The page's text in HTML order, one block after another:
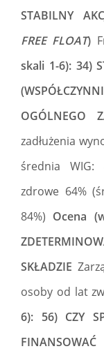
STABILNY
FREE FLOAT)
skali 1-6): 34)
OGÓLNEGO
zadłużenia
średnia WIG:
zdrowe 64%
84%) Ocena
SKŁADZIE
osoby od lat
6): 56) CZY